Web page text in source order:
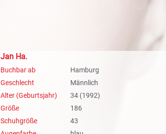
Jan Ha.
Buchbar ab
Hamburg
Geschlecht
Männlich
Alter (Geburtsjahr)
34 (1992)
Größe
186
Schuhgröße
43